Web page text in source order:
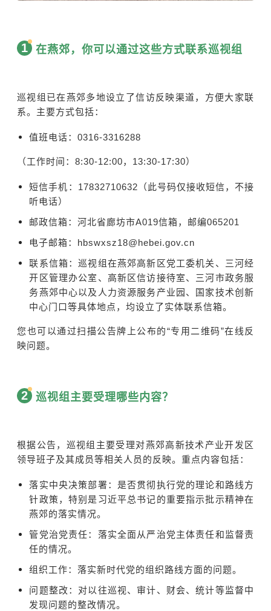
1 在燕郊，你可以通过这些方式联系巡视组
巡视组已在燕郊多地设立了信访反映渠道，方便大家联
系。主要方式包括：
值班电话：0316-3316288
（工作时间：8:30-12:00，13:30-17:30）
短信手机：17832710632（此号码仅接收短信，不接
听电话）
邮政信箱：河北省廊坊市A019信箱，邮编065201
电子邮箱：hbswxsz18@hebei.gov.cn
联系信箱：巡视组在燕郊高新区党工委机关、三河经
开区管理办公室、高新区信访接待室、三河市政务服
务燕郊中心以及人力资源服务产业园、国家技术创新
中心门口等具体地点，均设立了实体联系信箱。
您也可以通过扫描公告牌上公布的“专用二维码”在线反
映问题。
2 巡视组主要受理哪些内容？
根据公告，巡视组主要受理对燕郊高新技术产业开发区
领导班子及其成员等相关人员的反映。重点内容包括：
落实中央决策部署：是否贯彻执行党的理论和路线方
针政策，特别是习近平总书记的重要指示批示精神在
燕郊的落实情况。
管党治党责任：落实全面从严治党主体责任和监督责
任的情况。
组织工作：落实新时代党的组织路线方面的问题。
问题整改：对以往巡视、审计、财会、统计等监督中
发现问题的整改情况。